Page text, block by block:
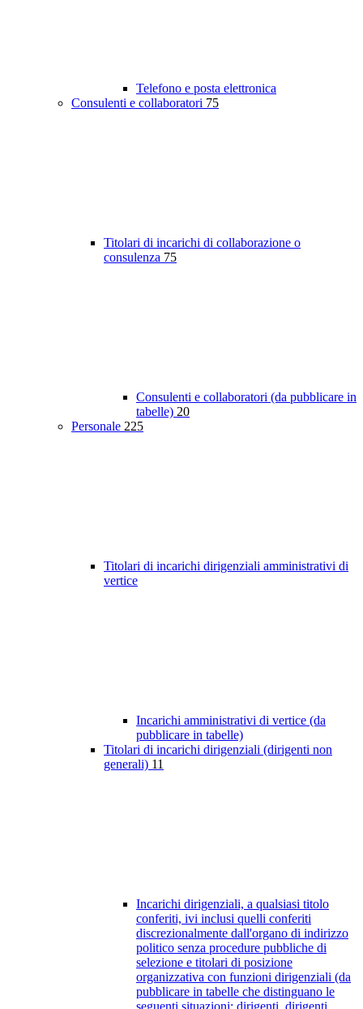
Telefono e posta elettronica
Consulenti e collaboratori 75
Titolari di incarichi di collaborazione o
consulenza 75
Consulenti e collaboratori (da pubblicare in
tabelle) 20
Personale 225
Titolari di incarichi dirigenziali amministrativi di
vertice
Incarichi amministrativi di vertice (da
pubblicare in tabelle)
Titolari di incarichi dirigenziali (dirigenti non
generali) 11
Incarichi dirigenziali, a qualsiasi titolo
conferiti, ivi inclusi quelli conferiti
discrezionalmente dall'organo di indirizzo
politico senza procedure pubbliche di
selezione e titolari di posizione
organizzativa con funzioni dirigenziali (da
pubblicare in tabelle che distinguano le